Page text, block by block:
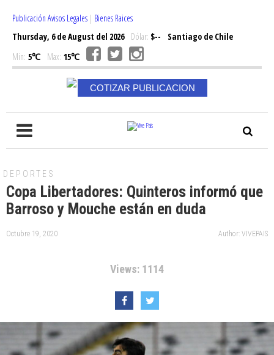
Publicación Avisos Legales | Bienes Raices
Thursday, 6 de August del 2026Dólar: $--
Santiago de Chile
Min: 5℃ Max: 15℃
COTIZAR PUBLICACION
DEPORTES
Copa Libertadores: Quinteros informó que
Barroso y Mouche están en duda
Octubre 19, 2020 Author: VIVEPAIS
Views: 1114